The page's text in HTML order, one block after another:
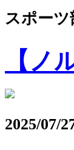
スポー
【ノ
2025/07/